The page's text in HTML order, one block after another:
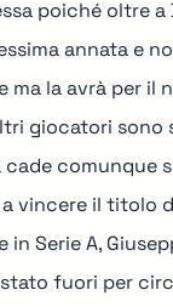
poiché oltre a
annata e
ma la avrà per il
giocatori sono
cade comunque
vincere il titolo
Serie A,
fuori per